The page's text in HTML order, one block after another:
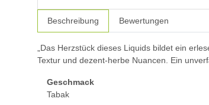
Beschreibung Bewertungen
„Das Herzstück dieses Liquids bildet ein
Textur und dezent-herbe Nuancen. Ein
Geschmack
Tabak